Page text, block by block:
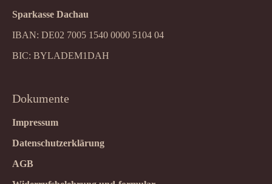
Sparkasse Dachau
IBAN: DE02 7005 1540 0000 5104 04
BIC: BYLADEM1DAH
Dokumente
Impressum
Datenschutzerklärung
AGB